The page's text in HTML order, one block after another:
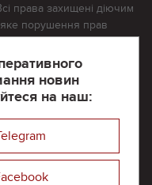
новин
на наш:
права захищені діючим
яке порушення прав
Будь-яке відтворення
дозволу редакції.
матеріалів, розміщених
посилання на інші
несе редакційна